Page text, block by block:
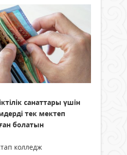
санаттары үшін
тек мектеп
болатын
колледж